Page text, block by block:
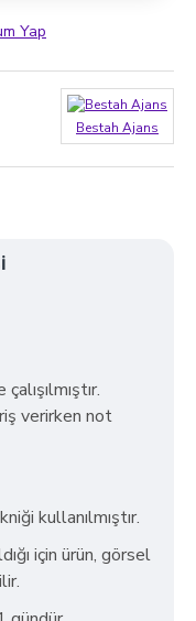
Yap
Bestah Ajans
verirken not
kullanılmıştır.
için ürün, görsel